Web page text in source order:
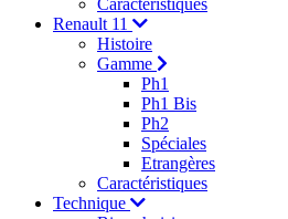
Caractéristiques
Renault 11
Histoire
Gamme
Ph1
Ph1 Bis
Ph2
Spéciales
Etrangères
Caractéristiques
Technique